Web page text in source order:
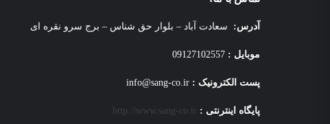
آدرس: سعادت آباد – بلوار حق شناس – برج سرو نقره ای
موبایل : 09127102557
پست الکترونیک : info@sang-co.ir
پایگاه اینترنتی : http://www.sang-co.ir